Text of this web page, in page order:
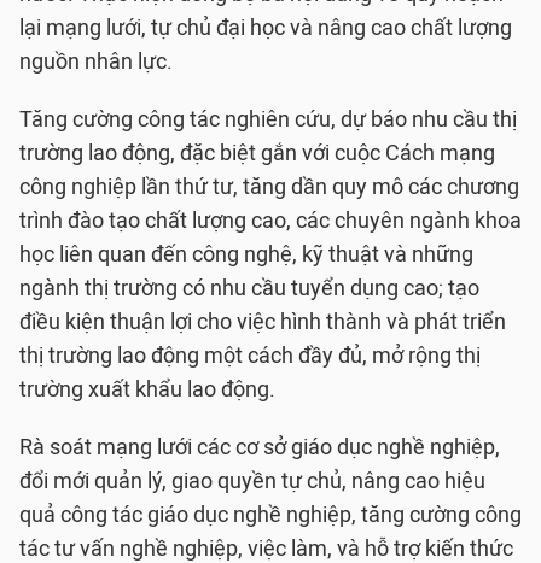
lại mạng lưới, tự chủ đại học và nâng cao chất lượng
nguồn nhân lực.
Tăng cường công tác nghiên cứu, dự báo nhu cầu thị
trường lao động, đặc biệt gắn với cuộc Cách mạng
công nghiệp lần thứ tư, tăng dần quy mô các chương
trình đào tạo chất lượng cao, các chuyên ngành khoa
học liên quan đến công nghệ, kỹ thuật và những
ngành thị trường có nhu cầu tuyển dụng cao; tạo
điều kiện thuận lợi cho việc hình thành và phát triển
thị trường lao động một cách đầy đủ, mở rộng thị
trường xuất khẩu lao động.
Rà soát mạng lưới các cơ sở giáo dục nghề nghiệp,
đổi mới quản lý, giao quyền tự chủ, nâng cao hiệu
quả công tác giáo dục nghề nghiệp, tăng cường công
tác tư vấn nghề nghiệp, việc làm, và hỗ trợ kiến thức